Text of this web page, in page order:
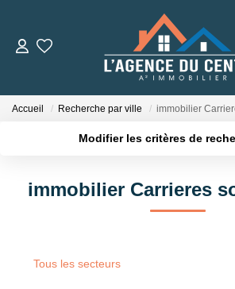
VENTES
Nos Conseils
Accueil Recherche par ville immobilier
Modifier les critères de
Type de bien
immobilier Carrieres
Tous les secteurs